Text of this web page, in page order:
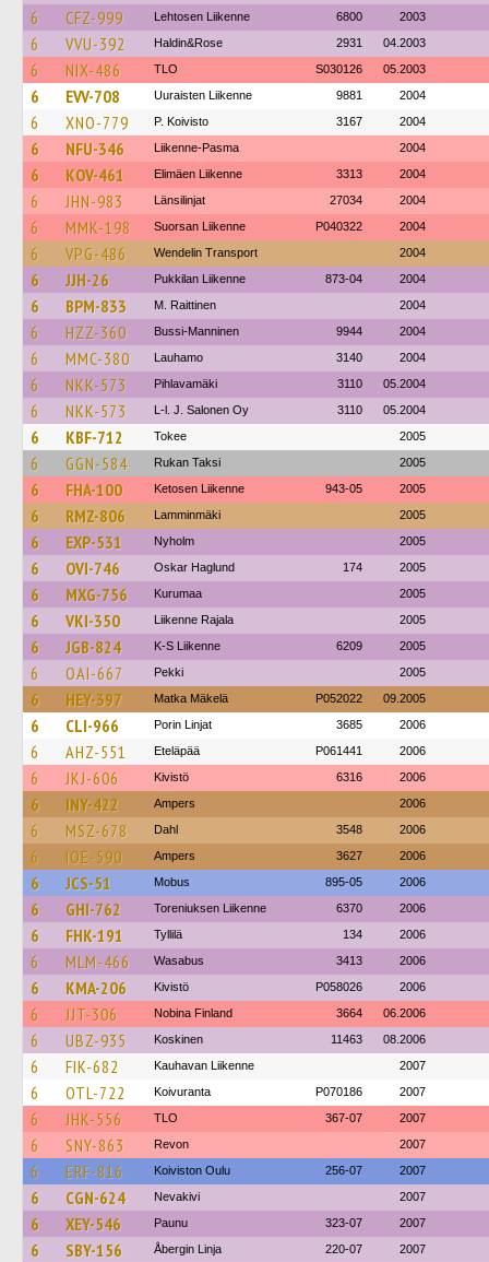
6
CFZ-999 Lehtosen Liikenne 6800 2003
6 VVU-392 Haldin&Rose 2931 04.2003
6 NIX-486 TLO S030126 05.2003
6 EVV-708 Uuraisten Liikenne 9881 2004
6 XNO-779 P. Koivisto 3167 2004
6 NFU-346 Liikenne-Pasma 2004
6 KOV-461 Elimäen Liikenne 3313 2004
6 JHN-983 Länsilinjat 27034 2004
6 MMK-198 Suorsan Liikenne P040322 2004
6 VPG-486 Wendelin Transport 2004
6 JJH-26 Pukkilan Liikenne 873-04 2004
6 BPM-833 M. Raittinen 2004
6 HZZ-360 Bussi-Manninen 9944 2004
6 MMC-380 Lauhamo 3140 2004
6 NKK-573 Pihlavamäki 3110 05.2004
6 NKK-573 L-l. J. Salonen Oy 3110 05.2004
6 KBF-712 Tokee 2005
6 GGN-584 Rukan Taksi 2005
6 FHA-100 Ketosen Liikenne 943-05 2005
6 RMZ-806 Lamminmäki 2005
6 EXP-531 Nyholm 2005
6 OVI-746 Oskar Haglund 174 2005
6 MXG-756 Kurumaa 2005
6 VKI-350 Liikenne Rajala 2005
6 JGB-824 K-S Liikenne 6209 2005
6 OAI-667 Pekki 2005
6 HEY-397 Matka Mäkelä P052022 09.2005
6 CLI-966 Porin Linjat 3685 2006
6 AHZ-551 Eteläpää P061441 2006
6 JKJ-606 Kivistö 6316 2006
6 INY-422 Ampers 2006
6 MSZ-678 Dahl 3548 2006
6 IOE-590 Ampers 3627 2006
6 JCS-51 Mobus 895-05 2006
6 GHI-762 Toreniuksen Liikenne 6370 2006
6 FHK-191 Tyllilä 134 2006
6 MLM-466 Wasabus 3413 2006
6 KMA-206 Kivistö P058026 2006
6 JJT-306 Nobina Finland 3664 06.2006
6 UBZ-935 Koskinen 11463 08.2006
6 FIK-682 Kauhavan Liikenne 2007
6 OTL-722 Koivuranta P070186 2007
6 JHK-556 TLO 367-07 2007
6 SNY-863 Revon 2007
6 ERF-816 Koiviston Oulu 256-07 2007
6 CGN-624 Nevakivi 2007
6 XEY-546 Paunu 323-07 2007
6 SBY-156 Åbergin Linja 220-07 2007